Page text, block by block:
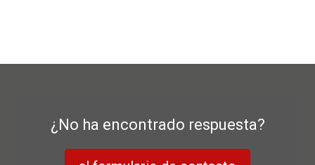
¿No ha encontrado respuesta?